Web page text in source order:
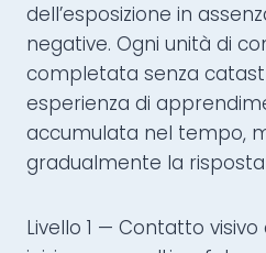
dell’esposizione in
negative. Ogni unità di
completata senza
esperienza di
accumulata nel tempo,
gradualmente la risposta
Livello 1 — Contatto